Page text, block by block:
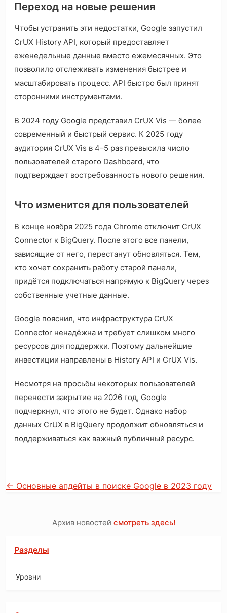
Переход на новые решения
Чтобы устранить эти недостатки, Google запустил
CrUX History API, который предоставляет
еженедельные данные вместо ежемесячных. Это
позволило отслеживать изменения быстрее и
масштабировать процесс. API быстро был принят
сторонними инструментами.
В 2024 году Google представил CrUX Vis — более
современный и быстрый сервис. К 2025 году
аудитория CrUX Vis в 4–5 раз превысила число
пользователей старого Dashboard, что
подтверждает востребованность нового решения.
Что изменится для пользователей
В конце ноября 2025 года Chrome отключит CrUX
Connector к BigQuery. После этого все панели,
зависящие от него, перестанут обновляться. Тем,
кто хочет сохранить работу старой панели,
придётся подключаться напрямую к BigQuery через
собственные учетные данные.
Google пояснил, что инфраструктура CrUX
Connector ненадёжна и требует слишком много
ресурсов для поддержки. Поэтому дальнейшие
инвестиции направлены в History API и CrUX Vis.
Несмотря на просьбы некоторых пользователей
перенести закрытие на 2026 год, Google
подчеркнул, что этого не будет. Однако набор
данных CrUX в BigQuery продолжит обновляться и
поддерживаться как важный публичный ресурс.
← Основные апдейты в поиске Google в 2023 году
Архив новостей смотреть здесь!
Разделы
Уровни